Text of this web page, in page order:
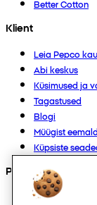
Better Cotton
Klient
Leia Pepco
Abi keskus
Küsimused ja
Tagastused
Blogi
Müügist
Küpsiste
Products
Kollektsioonid